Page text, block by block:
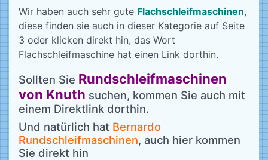
Wir haben auch sehr gute Flachschleifmaschinen,
diese finden sie auch in dieser Kategorie auf Seite
3 oder klicken direkt hin, das Wort
Flachschleifmaschine hat einen Link dorthin.
Sollten Sie Rundschleifmaschinen
von Knuth suchen, kommen Sie auch mit
einem Direktlink dorthin.
Und natürlich hat Bernardo
Rundschleifmaschinen, auch hier kommen
Sie direkt hin